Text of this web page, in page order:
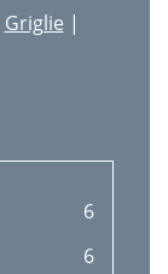
Griglie |
6
6